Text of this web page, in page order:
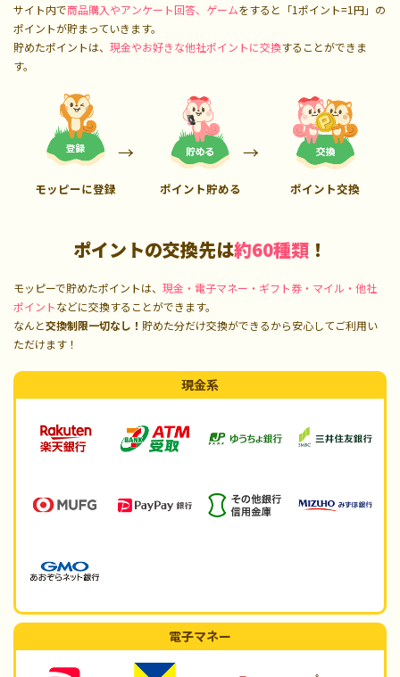
サイト内で商品購入やアンケート回答、ゲームをすると「1ポイント=1円」の
ポイントが貯まっていきます。
貯めたポイントは、 現金やお好きな他社ポイントに交換することができま
す。
モッピーに登録 ポイント貯める ポイント交換
ポイントの交換先は約60種類 ！
モッピーで貯めたポイントは、 現金・電子マネー・ギフト券・マイル・他社
ポイントなどに交換することができます。
なんと交換制限一切なし！ 貯めた分だけ交換ができるから安心してご利用い
ただけます！
現金系
電子マネー